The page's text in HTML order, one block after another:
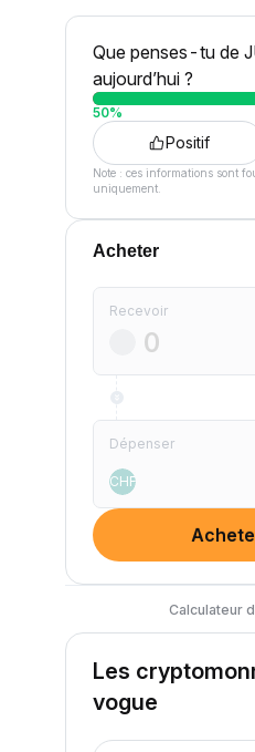
Que penses-tu de
aujourd’hui ?
50%
Positif
Note : ces informations sont
uniquement.
Acheter
Recevoir
Dépenser
CHF
Calculateur
Les
vogue